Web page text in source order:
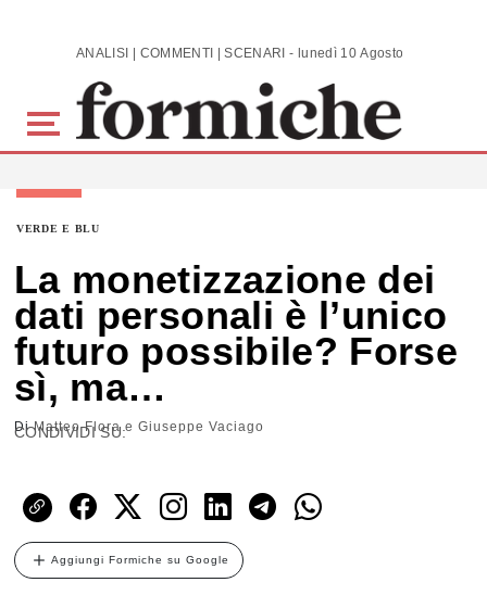
Skip to main content ANALISI | COMMENTI | SCENARI - lunedì 10 Agosto 2026
VERDE E BLU
La monetizzazione dei
dati personali è l’unico
futuro possibile? Forse
sì, ma…
DiMatteo Flora e Giuseppe Vaciago
CONDIVIDI SU:
Aggiungi Formiche su Google